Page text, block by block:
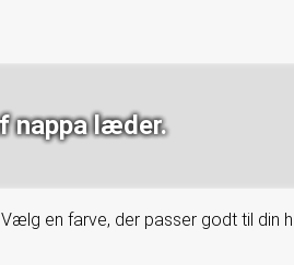
nappa læder.
en farve, der passer godt til din